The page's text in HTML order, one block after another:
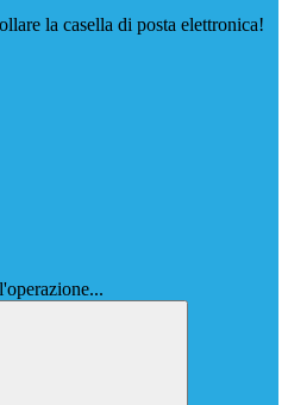
la casella di posta elettronica!